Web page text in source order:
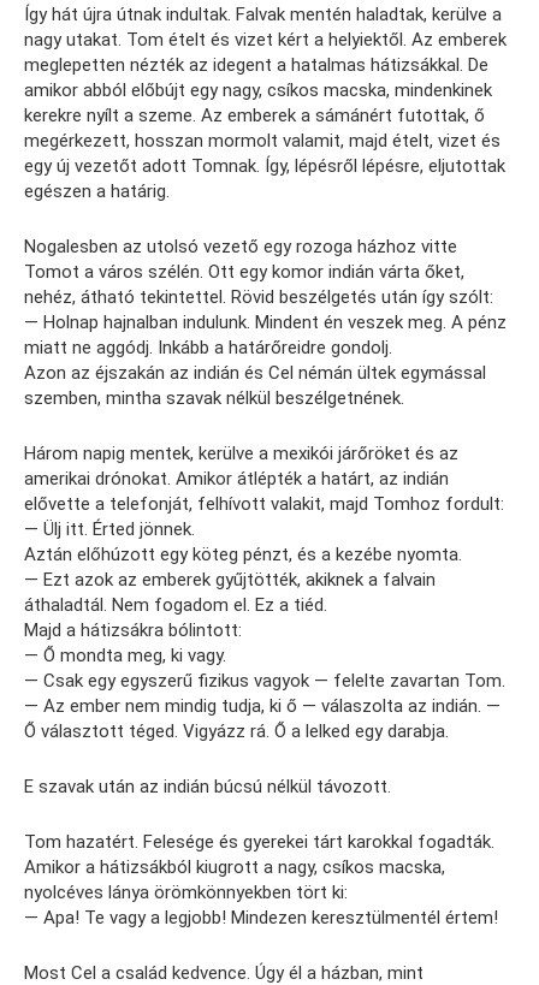
Így hát újra útnak indultak. Falvak mentén haladtak, kerülve a
nagy utakat. Tom ételt és vizet kért a helyiektől. Az emberek
meglepetten nézték az idegent a hatalmas hátizsákkal. De
amikor abból előbújt egy nagy, csíkos macska, mindenkinek
kerekre nyílt a szeme. Az emberek a sámánért futottak, ő
megérkezett, hosszan mormolt valamit, majd ételt, vizet és
egy új vezetőt adott Tomnak. Így, lépésről lépésre, eljutottak
egészen a határig.
Nogalesben az utolsó vezető egy rozoga házhoz vitte
Tomot a város szélén. Ott egy komor indián várta őket,
nehéz, átható tekintettel. Rövid beszélgetés után így szólt:
— Holnap hajnalban indulunk. Mindent én veszek meg. A pénz
miatt ne aggódj. Inkább a határőreidre gondolj.
Azon az éjszakán az indián és Cel némán ültek egymással
szemben, mintha szavak nélkül beszélgetnének.
Három napig mentek, kerülve a mexikói járőröket és az
amerikai drónokat. Amikor átlépték a határt, az indián
elővette a telefonját, felhívott valakit, majd Tomhoz fordult:
— Ülj itt. Érted jönnek.
Aztán előhúzott egy köteg pénzt, és a kezébe nyomta.
— Ezt azok az emberek gyűjtötték, akiknek a falvain
áthaladtál. Nem fogadom el. Ez a tiéd.
Majd a hátizsákra bólintott:
— Ő mondta meg, ki vagy.
— Csak egy egyszerű fizikus vagyok — felelte zavartan Tom.
— Az ember nem mindig tudja, ki ő — válaszolta az indián. —
Ő választott téged. Vigyázz rá. Ő a lelked egy darabja.
E szavak után az indián búcsú nélkül távozott.
Tom hazatért. Felesége és gyerekei tárt karokkal fogadták.
Amikor a hátizsákból kiugrott a nagy, csíkos macska,
nyolcéves lánya örömkönnyekben tört ki:
— Apa! Te vagy a legjobb! Mindezen keresztülmentél értem!
Most Cel a család kedvence. Úgy él a házban, mint